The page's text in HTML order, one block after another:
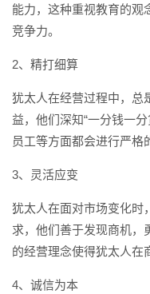
能力，这种重视教育的观
竞争力。
2、精打细算
犹太人在经营过程中，总
益，他们深知“一分钱一
员工等方面都会进行严格
3、灵活应变
犹太人在面对市场变化时
求，他们善于发现商机，
的经营理念使得犹太人在
4、诚信为本